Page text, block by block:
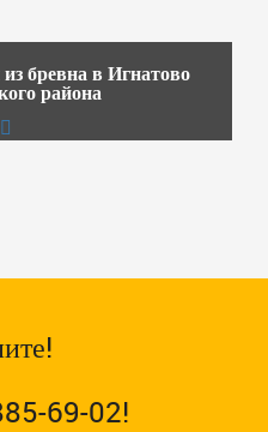
бревна в Игнатово
района
69-02!